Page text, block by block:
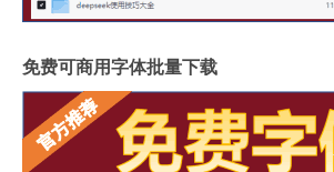
免费可商用字体批量下载